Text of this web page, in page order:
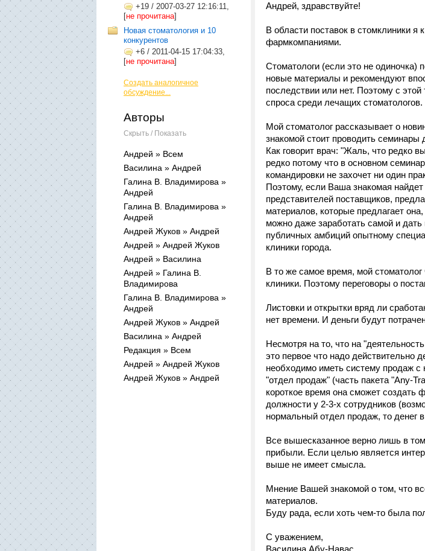
+19 / 2007-03-27 12:16:11,
[не прочитана]
Новая стоматология и 10
конкурентов
+6 / 2011-04-15 17:04:33,
[не прочитана]
Создать аналогичное
обсуждение...
Авторы
Скрыть / Показать
Андрей » Всем
Василина » Андрей
Галина В. Владимирова »
Андрей
Галина В. Владимирова »
Андрей
Андрей Жуков » Андрей
Андрей » Андрей Жуков
Андрей » Василина
Андрей » Галина В.
Владимирова
Галина В. Владимирова »
Андрей
Андрей Жуков » Андрей
Василина » Андрей
Редакция » Всем
Андрей » Андрей Жуков
Андрей Жуков » Андрей
Андрей, здравствуйте!
В области поставок в стомклиники
фармкомпаниями.
Стоматологи (если это не
новые материалы и рекомендуют
последствии или нет. Поэтому с
спроса среди лечащих стоматологов.
Мой стоматолог рассказывает о
знакомой стоит проводить
Как говорит врач: "Жаль, что редко
редко потому что в основном
командировки не захочет ни один
Поэтому, если Ваша знакомая
представителей поставщиков,
материалов, которые предлагает
можно даже заработать самой и
публичных амбиций опытному
клиники города.
В то же самое время, мой
клиники. Поэтому переговоры о
Листовки и открытки вряд ли
нет времени. И деньги будут
Несмотря на то, что на
это первое что надо действительно
необходимо иметь систему продаж
"отдел продаж" (часть пакета "Any-
короткое время она сможет
должности у 2-3-х сотрудников
нормальный отдел продаж, то
Все вышесказанное верно лишь в
прибыли. Если целью является
выше не имеет смысла.
Мнение Вашей знакомой о том, что
материалов.
Буду рада, если хоть чем-то была
С уважением,
Василина Абу-Навас